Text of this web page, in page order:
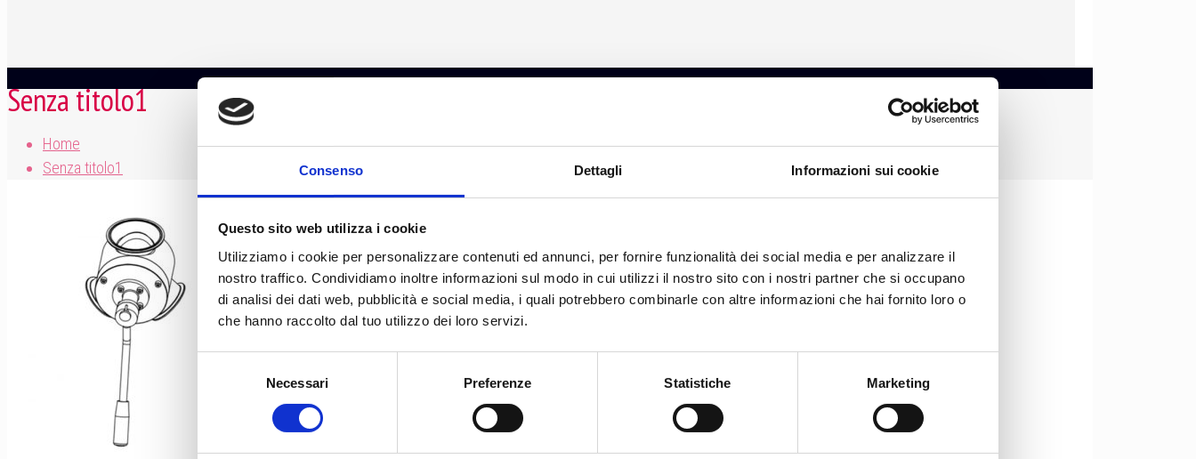
Consenso Dettagli Informazioni sui cookie
Questo sito web utilizza i cookie
Utilizziamo i cookie per personalizzare contenuti ed annunci, per fornire funzionalità dei social media e per analizzare il
nostro traffico. Condividiamo inoltre informazioni sul modo in cui utilizzi il nostro sito con i nostri partner che si occupano
di analisi dei dati web, pubblicità e social media, i quali potrebbero combinarle con altre informazioni che hai fornito loro o
che hanno raccolto dal tuo utilizzo dei loro servizi.
Necessari Preferenze Statistiche Marketing
Senza titolo1
Home
Senza titolo1